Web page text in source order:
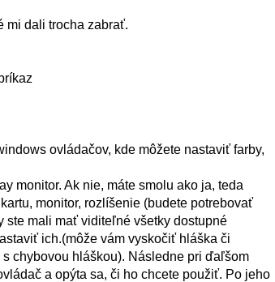
mi dali trocha zabrať.
ovládačov, kde môžete nastaviť farby,
monitor. Ak nie, máte smolu ako ja, teda
monitor, rozlíšenie (budete potrebovať
ste mali mať viditeľné všetky dostupné
ich.(môže vám vyskočiť hláška či
chybovou hláškou). Následne pri ďaľšom
a opýta sa, či ho chcete použiť. Po jeho